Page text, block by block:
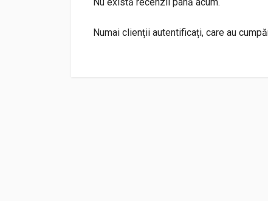
Numai clienții autentificați, care au